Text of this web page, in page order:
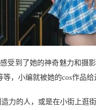
受到了她的神奇魅力和摄
，小编就被她的cos作品给
力的人，或是在小街上逛